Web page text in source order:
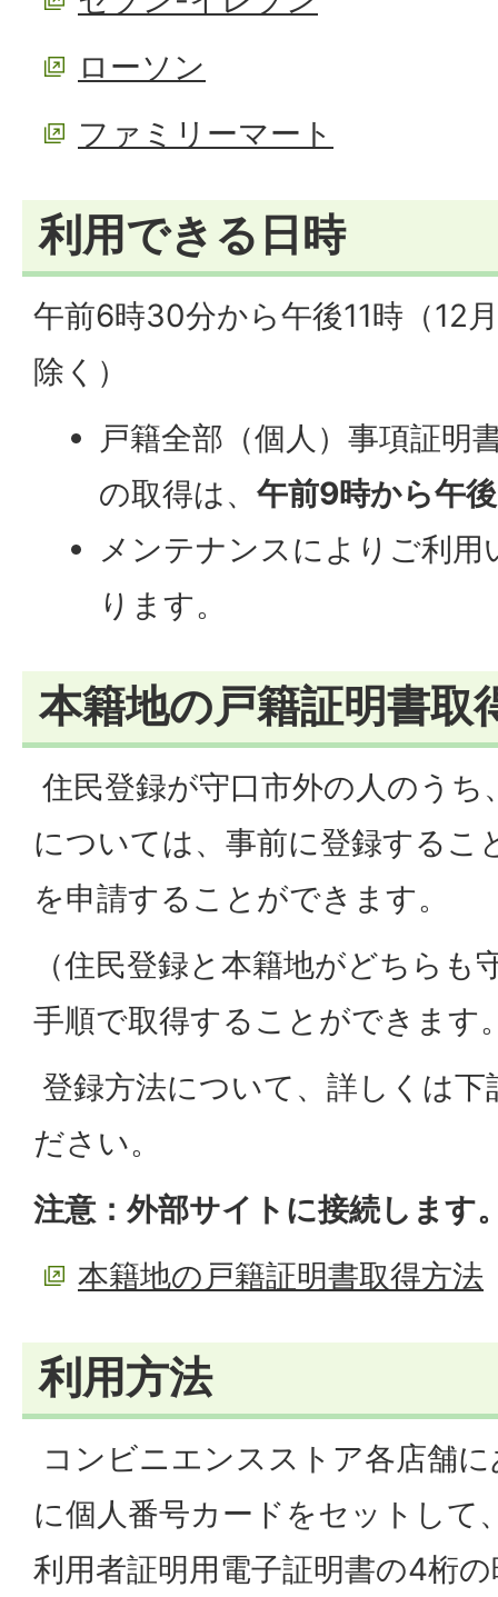
ローソン
ファミリーマート
利用できる日時
午前6時30分から午後11時（12
除く）
戸籍全部（個人）事項証明
の取得は、午前9時から午
メンテナンスによりご利
ります。
本籍地の戸籍証明書取
住民登録が守口市外の人のうち
については、事前に登録するこ
を申請することができます。
（住民登録と本籍地がどちらも
手順で取得することができます
登録方法について、詳しくは
ださい。
注意：外部サイトに接続します
本籍地の戸籍証明書取得方法
利用方法
コンビニエンスストア各店舗
に個人番号カードをセットして
利用者証明用電子証明書の4桁